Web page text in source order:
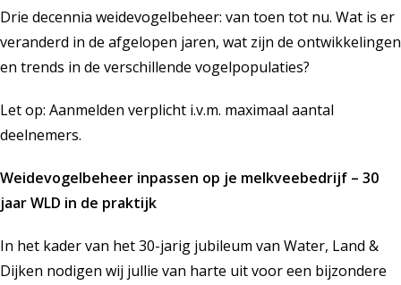
Drie decennia weidevogelbeheer: van toen tot nu. Wat is er
veranderd in de afgelopen jaren, wat zijn de ontwikkelingen
en trends in de verschillende vogelpopulaties?
Let op: Aanmelden verplicht i.v.m. maximaal aantal
deelnemers.
Weidevogelbeheer inpassen op je melkveebedrijf – 30
jaar WLD in de praktijk
In het kader van het 30-jarig jubileum van Water, Land &
Dijken nodigen wij jullie van harte uit voor een bijzondere